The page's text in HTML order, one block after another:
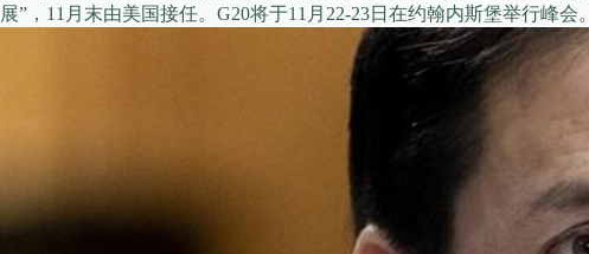
展”，11月末由美国接任。G20将于11月22-23日在约翰内斯堡举行峰会。